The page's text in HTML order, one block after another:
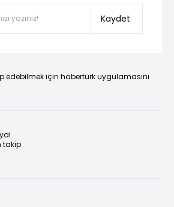
Kaydet
edebilmek için habertürk uygulamasını
takip